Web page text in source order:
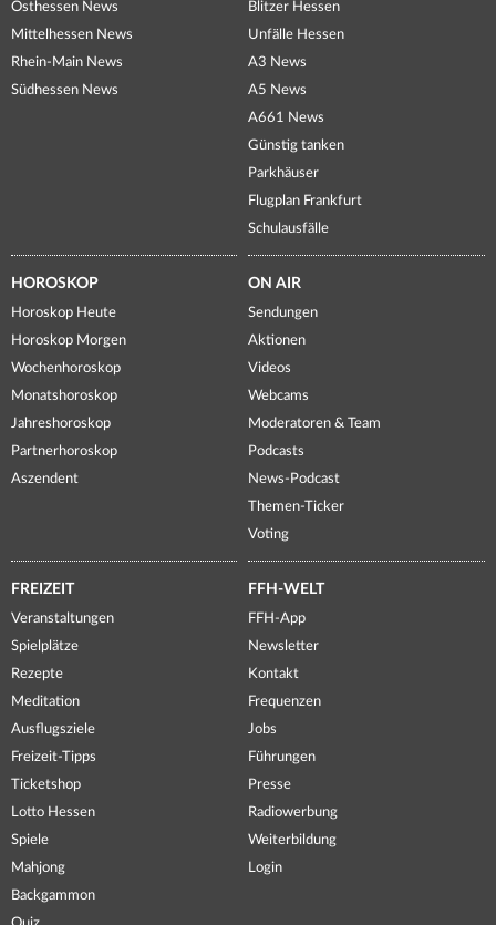
Osthessen News
Mittelhessen News
Rhein-Main News
Südhessen News
Blitzer Hessen
Unfälle Hessen
A3 News
A5 News
A661 News
Günstig tanken
Parkhäuser
Flugplan Frankfurt
Schulausfälle
HOROSKOP
Horoskop Heute
Horoskop Morgen
Wochenhoroskop
Monatshoroskop
Jahreshoroskop
Partnerhoroskop
Aszendent
ON AIR
Sendungen
Aktionen
Videos
Webcams
Moderatoren & Team
Podcasts
News-Podcast
Themen-Ticker
Voting
FREIZEIT
Veranstaltungen
Spielplätze
Rezepte
Meditation
Ausflugsziele
Freizeit-Tipps
Ticketshop
Lotto Hessen
Spiele
Mahjong
Backgammon
FFH-WELT
FFH-App
Newsletter
Kontakt
Frequenzen
Jobs
Führungen
Presse
Radiowerbung
Weiterbildung
Login